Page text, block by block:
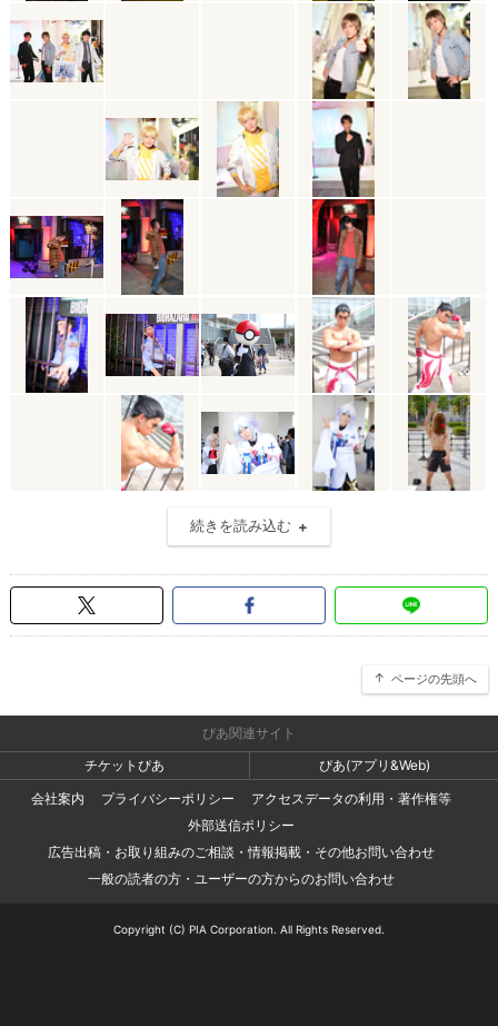
続きを読み込む
ページの先頭へ
ぴあ関連サイト
チケットぴあ
ぴあ(アプリ&Web)
会社案内
プライバシーポリシー
アクセスデータの利用・著作権等
外部送信ポリシー
広告出稿・お取り組みのご相談・情報掲載・その他お問い合わせ
一般の読者の方・ユーザーの方からのお問い合わせ
Copyright (C) PIA Corporation. All Rights Reserved.